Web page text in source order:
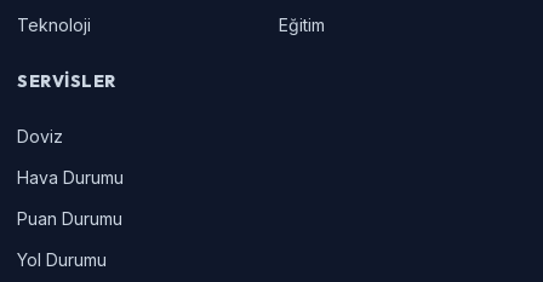
Teknoloji
Eğitim
SERVISLER
Doviz
Hava Durumu
Puan Durumu
Yol Durumu